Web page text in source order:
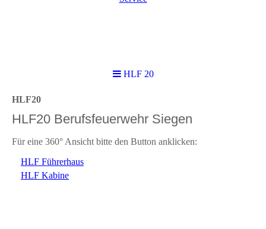
HLF 20
HLF20
HLF20 Berufsfeuerwehr Siegen
Für eine 360° Ansicht bitte den Button anklicken:
HLF Führerhaus
HLF Kabine